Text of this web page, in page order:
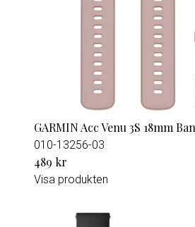
GARMIN Acc Venu 3S 18mm
010-13256-03
489 kr
Visa produkten